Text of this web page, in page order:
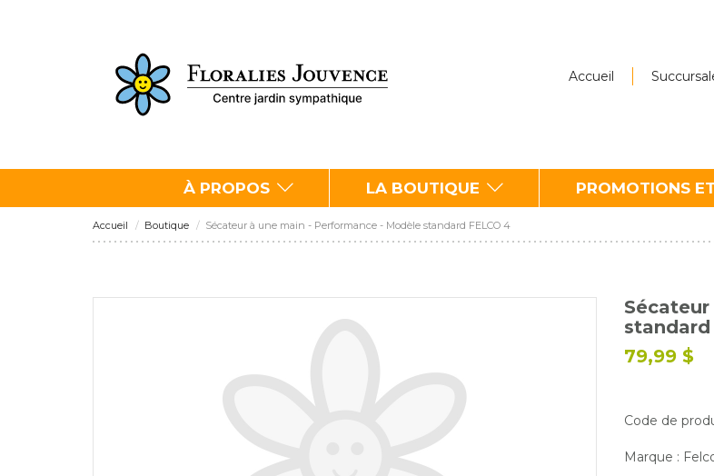
Accueil
À PROPOS LA BOUTIQUE PROMOTIONS
Accueil Boutique Sécateur à une main - Performance - Modèle standard FELCO 4
standard
79,99 $
Code de
Marque :